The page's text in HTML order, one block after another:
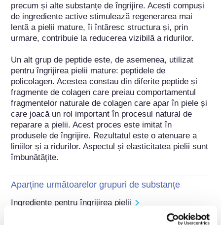
precum și alte substanțe de îngrijire. Acești compuși
de ingrediente active stimulează regenerarea mai
lentă a pielii mature, îi întăresc structura și, prin
urmare, contribuie la reducerea vizibilă a ridurilor.
Un alt grup de peptide este, de asemenea, utilizat
pentru îngrijirea pielii mature: peptidele de
policolagen. Acestea constau din diferite peptide și
fragmente de colagen care preiau comportamentul
fragmentelor naturale de colagen care apar în piele și
care joacă un rol important în procesul natural de
reparare a pielii. Acest proces este imitat în
produsele de îngrijire. Rezultatul este o atenuare a
liniilor și a ridurilor. Aspectul și elasticitatea pielii sunt
îmbunătățite.
Aparține următoarelor grupuri de substanțe
Ingrediente pentru îngrijirea pielii